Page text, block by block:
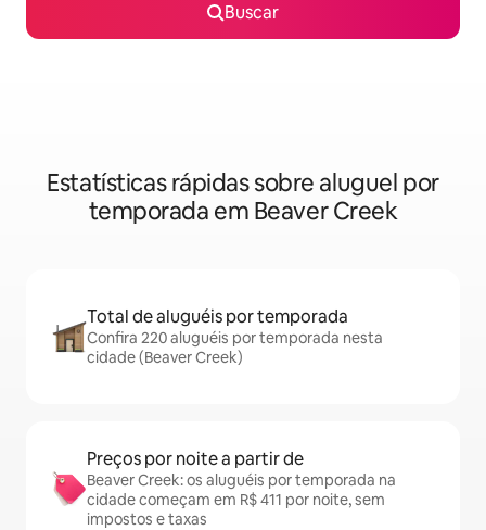
Buscar
Estatísticas rápidas sobre aluguel por
temporada em Beaver Creek
Total de aluguéis por temporada
Confira 220 aluguéis por temporada nesta
cidade (Beaver Creek)
Preços por noite a partir de
Beaver Creek: os aluguéis por temporada na
cidade começam em R$ 411 por noite, sem
impostos e taxas